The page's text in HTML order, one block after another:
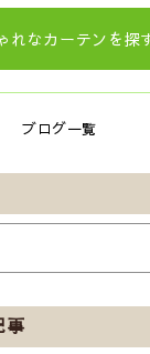
れなカーテンを探
ブログ一覧
事